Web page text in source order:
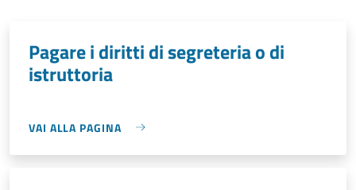
Pagare i diritti di segreteria o di
istruttoria
VAI ALLA PAGINA